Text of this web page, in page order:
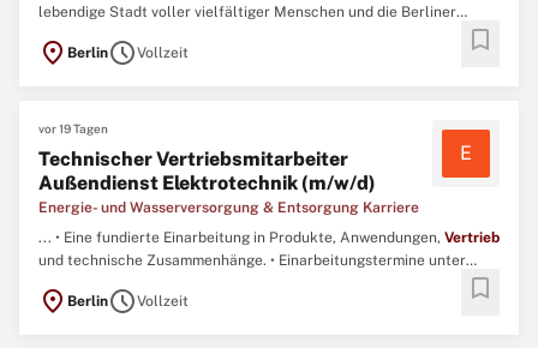
lebendige Stadt voller vielfältiger Menschen und die Berliner
Sparkasse seit mehr als 200 Jahren mitten drin. Wir sind der größte
Finanzdienstleister in Berlin, eine Arbeitgeberin, die in der Region
location_on BerlinscheduleVollzeit bookmark
vor 19 Tagen
Technischer Vertriebsmitarbeiter
Außendienst Elektrotechnik (m/w/d)
Energie- und Wasserversorgung & Entsorgung Karriere
E
... • Eine fundierte Einarbeitung in Produkte, Anwendungen, Vertrieb
und technische Zusammenhänge. • Einarbeitungstermine unter
Kooperationspartnern im Bundesgebiet. ...
location_on BerlinscheduleVollzeit bookmark